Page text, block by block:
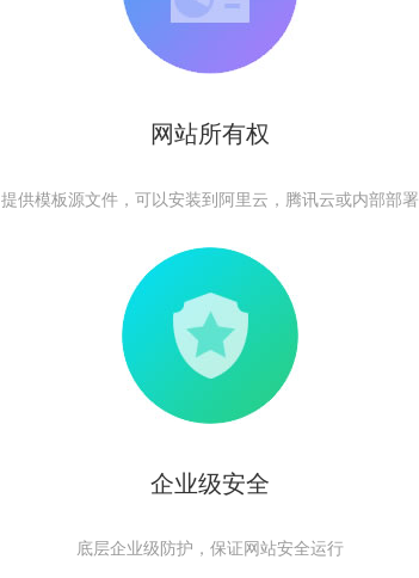
网站所有权
提供模板源文件，可以安装到阿里云，腾讯云或内部部署
企业级安全
底层企业级防护，保证网站安全运行